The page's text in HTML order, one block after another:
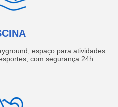
espaço para atividades
com segurança 24h.